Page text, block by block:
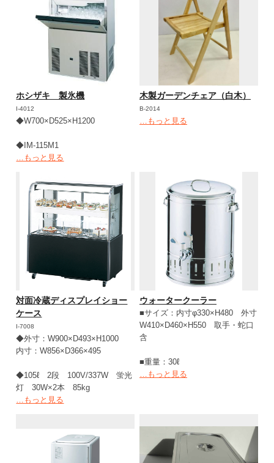
ホシザキ 製氷機
I-4012
◆W700×D525×H1200
◆IM-115M1
…もっと見る
木製ガーデンチェア（白木）
B-2014
…もっと見る
対面冷蔵ディスプレイショー
ケース
I-7008
◆外寸：W900×D493×H1000
内寸：W856×D366×495
◆105ℓ 2段 100V/337W 蛍光
灯 30W×2本 85kg
…もっと見る
ウォータークーラー
■サイズ：内寸φ330×H480 外寸
W410×D460×H550 取手・蛇口
含
■重量：30ℓ
…もっと見る